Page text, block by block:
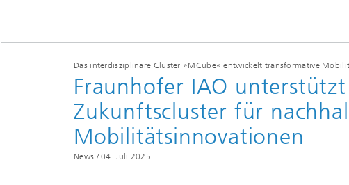
Das interdisziplinäre Cluster »MCube« entwickelt transformative
Fraunhofer IAO
Zukunftscluster für
Mobilitätsinnovationen
News / 04. Juli 2025